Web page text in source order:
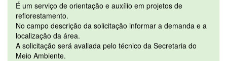
É um serviço de orientação e auxílio em projetos de
reflorestamento.
No campo descrição da solicitação informar a demanda e a
localização da área.
A solicitação será avaliada pelo técnico da Secretaria do
Meio Ambiente.